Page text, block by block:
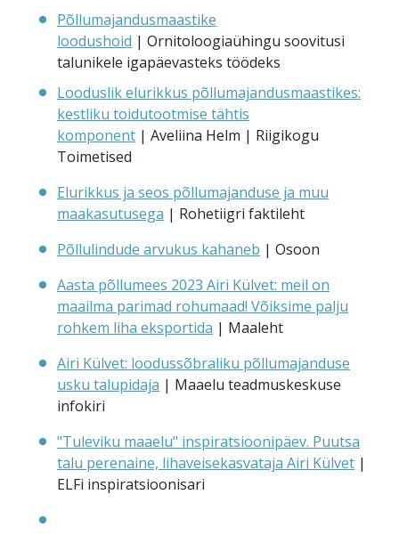
Põllumajandusmaastike
loodushoid | Ornitoloogiaühingu soovitusi
talunikele igapäevasteks töödeks
Looduslik elurikkus põllumajandusmaastikes:
kestliku toidutootmise tähtis
komponent | Aveliina Helm | Riigikogu
Toimetised
Elurikkus ja seos põllumajanduse ja muu
maakasutusega | Rohetiigri faktileht
Põllulindude arvukus kahaneb | Osoon
Aasta põllumees 2023 Airi Külvet: meil on
maailma parimad rohumaad! Võiksime palju
rohkem liha eksportida | Maaleht
Airi Külvet: loodussõbraliku põllumajanduse
usku talupidaja | Maaelu teadmuskeskuse
infokiri
"Tuleviku maaelu" inspiratsioonipäev. Puutsa
talu perenaine, lihaveisekasvataja Airi Külvet |
ELFi inspiratsioonisari